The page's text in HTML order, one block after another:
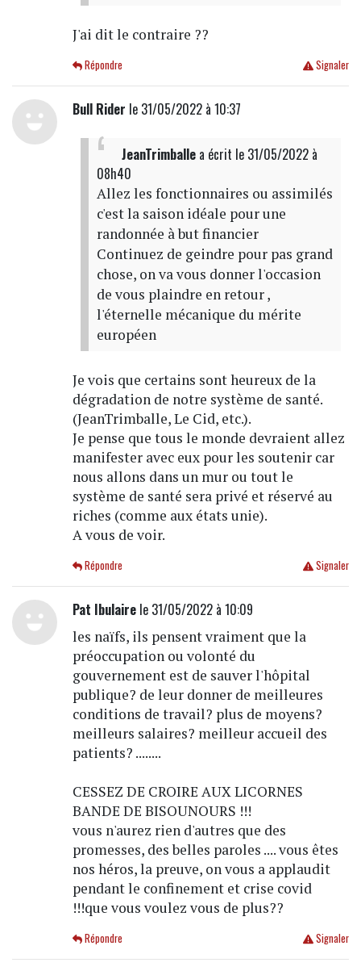
J'ai dit le contraire ??
Signaler
Répondre
Bull Rider le 31/05/2022 à 10:37
JeanTrimballea écrit le 31/05/2022 à
08h40
Allez les fonctionnaires ou assimilés
c'est la saison idéale pour une
randonnée à but financier
Continuez de geindre pour pas grand
chose, on va vous donner l'occasion
de vous plaindre en retour ,
l'éternelle mécanique du mérite
européen
Je vois que certains sont heureux de la
dégradation de notre système de santé.
(JeanTrimballe, Le Cid, etc.).
Je pense que tous le monde devraient allez
manifester avec eux pour les soutenir car
nous allons dans un mur ou tout le
système de santé sera privé et réservé au
riches (comme aux états unie).
A vous de voir.
Signaler
Répondre
Pat Ibulairele 31/05/2022 à 10:09
les naïfs, ils pensent vraiment que la
préoccupation ou volonté du
gouvernement est de sauver l'hôpital
publique? de leur donner de meilleures
conditions de travail? plus de moyens?
meilleurs salaires? meilleur accueil des
patients? ........
CESSEZ DE CROIRE AUX LICORNES
BANDE DE BISOUNOURS !!!
vous n'aurez rien d'autres que des
promesses, des belles paroles .... vous êtes
nos héros, la preuve, on vous a applaudit
pendant le confinement et crise covid
!!!que vous voulez vous de plus??
Signaler
Répondre